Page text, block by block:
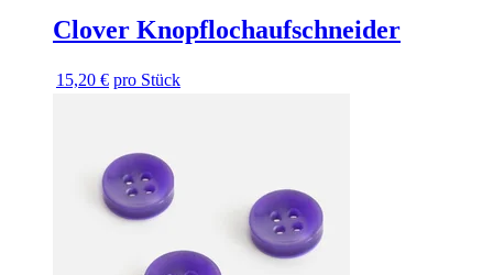
Clover Knopflochaufschneider
15,20 € pro Stück